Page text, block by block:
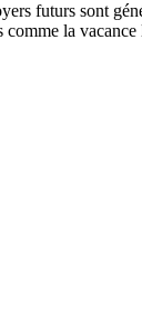
futurs sont
comme la